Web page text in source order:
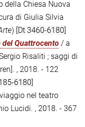
della Chiesa Nuova
di Giulia Silvia
) [Dt 3460-6180]
Quattrocento / a
Risaliti ; saggi di
, 2018. - 122
6180]
nel teatro
Lucidi. , 2018. - 367